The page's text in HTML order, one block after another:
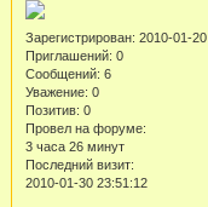
Зарегистрирован: 2010-01-20
Приглашений: 0
Сообщений: 6
Уважение: 0
Позитив: 0
Провел на форуме:
3 часа 26 минут
Последний визит:
2010-01-30 23:51:12